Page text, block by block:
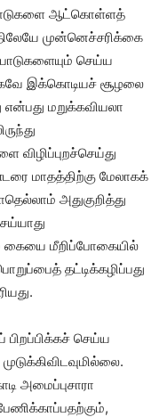
நாடுகளை ஆட்கொள்ளத்
முன்னெச்சரிக்கை
செய்ய
இக்கொடியச் சூழலை
மறுக்கவியலா
விழிப்புறச்செய்து
மாதத்திற்கு மேலாகக்
அதுகுறித்து
கையை மீறிப்போகையில்
தட்டிக்கழிப்பது
பிறப்பிக்கச் செய்ய
அமைப்புசாரா